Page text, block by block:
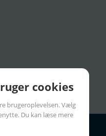
cookies
brugeroplevelsen. Vælg
Du kan læse mere